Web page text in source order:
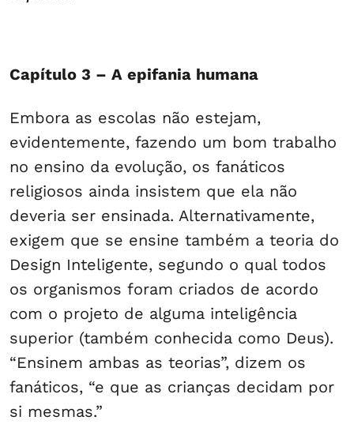
Capítulo 3 – A epifania humana
Embora as escolas não estejam,
evidentemente, fazendo um bom trabalho
no ensino da evolução, os fanáticos
religiosos ainda insistem que ela não
deveria ser ensinada. Alternativamente,
exigem que se ensine também a teoria do
Design Inteligente, segundo o qual todos
os organismos foram criados de acordo
com o projeto de alguma inteligência
superior (também conhecida como Deus).
“Ensinem ambas as teorias”, dizem os
fanáticos, “e que as crianças decidam por
si mesmas.”